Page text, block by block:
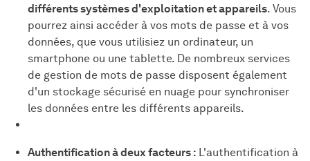
différents systèmes d'exploitation et appareils. Vous
pourrez ainsi accéder à vos mots de passe et à vos
données, que vous utilisiez un ordinateur, un
smartphone ou une tablette. De nombreux services
de gestion de mots de passe disposent également
d'un stockage sécurisé en nuage pour synchroniser
les données entre les différents appareils.
Authentification à deux facteurs : L'authentification à